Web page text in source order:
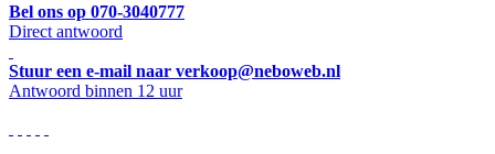
Bel ons op 070-3040777
Direct antwoord
Stuur een e-mail naar verkoop@neboweb.nl
Antwoord binnen 12 uur